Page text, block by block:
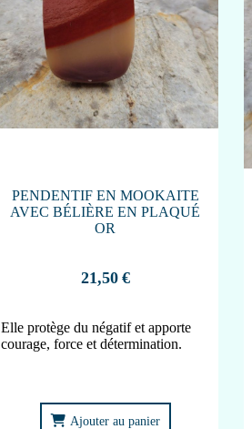
PENDENTIF EN MOOKAITE
AVEC BÉLIÈRE EN PLAQUÉ
OR
21,50€
Elle protège du négatif et apporte
courage, force et détermination.
Ajouter au panier